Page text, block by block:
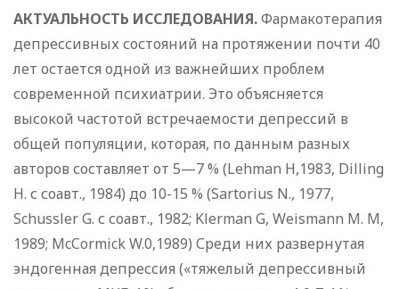
АКТУАЛЬНОСТЬ ИССЛЕДОВАНИЯ.Фармакотерапия
депрессивных состояний на протяжении почти 40
лет остается одной из важнейших проблем
современной психиатрии. Это объясняется
высокой частотой встречаемости депрессий в
общей популяции, которая, по данным разных
авторов составляет от 5—7 % (Lehman Н,1983, Dilling
H. с соавт., 1984) до 10-15 % (Sartorius N., 1977,
Schussler G. с соавт., 1982; Klerman G, Weismann M. M,
1989; McCormick W.0,1989) Среди них развернутая
эндогенная депрессия («тяжелый депрессивный